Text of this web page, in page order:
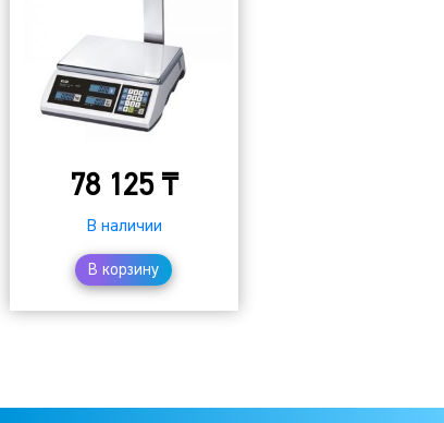
78 125 ₸
В наличии
В корзину